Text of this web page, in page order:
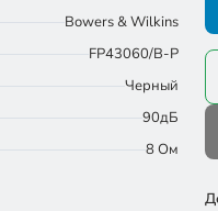
Bowers & Wilkins
FP43060/B-P
Черный
90дБ
8 Ом